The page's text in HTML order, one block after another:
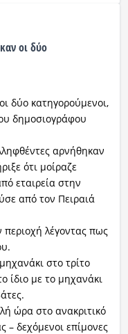
οι δύο
δύο κατηγορούμενοι,
δημοσιογράφου
αρνήθηκαν
ότι μοίραζε
εταιρεία στην
από τον Πειραιά
περιοχή λέγοντας πως
στο τρίτο
ίδιο με το μηχανάκι
ώρα στο ανακριτικό
– δεχόμενοι επίμονες